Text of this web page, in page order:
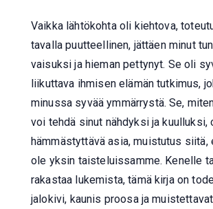
Vaikka lähtökohta oli kiehtova,
tavalla puutteellinen, jättäen minut
vaisuksi ja hieman pettynyt. Se oli
liikuttava ihmisen elämän tutkimus,
minussa syvää ymmärrystä. Se,
voi tehdä sinut nähdyksi ja kuulluksi,
hämmästyttävä asia, muistutus siitä,
ole yksin taisteluissamme. Kenelle
rakastaa lukemista, tämä kirja on
jalokivi, kaunis proosa ja